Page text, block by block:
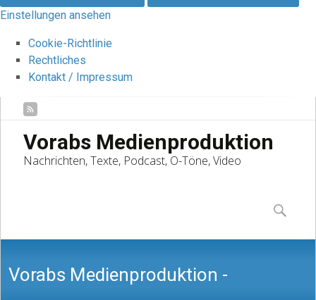
Einstellungen ansehen
Cookie-Richtlinie
Rechtliches
Kontakt / Impressum
Vorabs Medienproduktion
Nachrichten, Texte, Podcast, O-Töne, Video
content
Suchen
nach:
Vorabs Medienproduktion -